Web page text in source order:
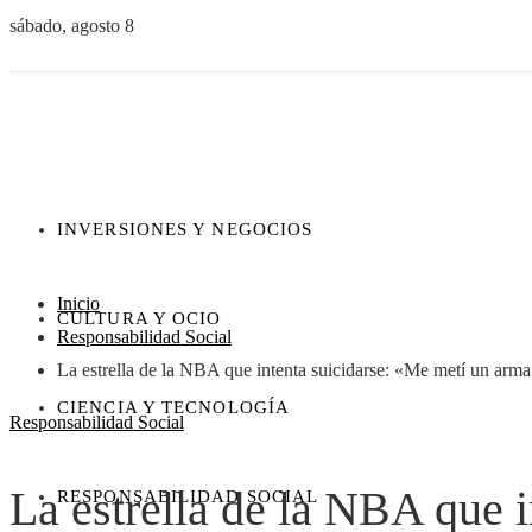
sábado, agosto 8
INVERSIONES Y NEGOCIOS
CULTURA Y OCIO
CIENCIA Y TECNOLOGÍA
RESPONSABILIDAD SOCIAL
Inicio
Responsabilidad Social
La estrella de la NBA que intenta suicidarse: «Me metí un arma
Responsabilidad Social
La estrella de la NBA que